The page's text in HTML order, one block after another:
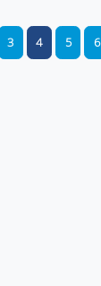
3 4 5 6